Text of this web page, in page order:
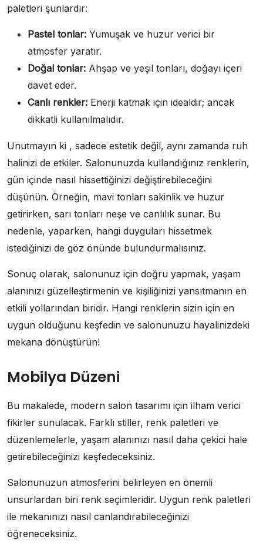
paletleri şunlardır:
Pastel tonlar: Yumuşak ve huzur verici bir
atmosfer yaratır.
Doğal tonlar: Ahşap ve yeşil tonları, doğayı içeri
davet eder.
Canlı renkler: Enerji katmak için idealdir; ancak
dikkatli kullanılmalıdır.
Unutmayın ki , sadece estetik değil, aynı zamanda ruh
halinizi de etkiler. Salonunuzda kullandığınız renklerin,
gün içinde nasıl hissettiğinizi değiştirebileceğini
düşünün. Örneğin, mavi tonları sakinlik ve huzur
getirirken, sarı tonları neşe ve canlılık sunar. Bu
nedenle, yaparken, hangi duyguları hissetmek
istediğinizi de göz önünde bulundurmalısınız.
Sonuç olarak, salonunuz için doğru yapmak, yaşam
alanınızı güzelleştirmenin ve kişiliğinizi yansıtmanın en
etkili yollarından biridir. Hangi renklerin sizin için en
uygun olduğunu keşfedin ve salonunuzu hayalinizdeki
mekana dönüştürün!
Mobilya Düzeni
Bu makalede, modern salon tasarımı için ilham verici
fikirler sunulacak. Farklı stiller, renk paletleri ve
düzenlemelerle, yaşam alanınızı nasıl daha çekici hale
getirebileceğinizi keşfedeceksiniz.
Salonunuzun atmosferini belirleyen en önemli
unsurlardan biri renk seçimleridir. Uygun renk paletleri
ile mekanınızı nasıl canlandırabileceğinizi
öğreneceksiniz.